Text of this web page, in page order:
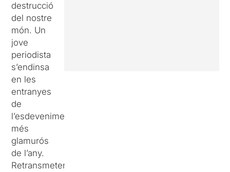
destrucció
del nostre
món. Un
jove
periodista
s’endinsa
en les
entranyes
de
l’esdeveniment
més
glamurós
de l’any.
Retransmetent